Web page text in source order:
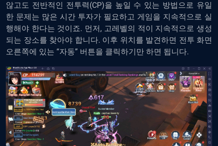
않고도 전반적인 전투력(CP)을 높일 수 있는 방법으로 유일
한 문제는 많은 시간 투자가 필요하고 게임을 지속적으로 실
행해야 한다는 것이죠. 먼저, 고레벨의 적이 지속적으로 생성
되는 장소를 찾아야 합니다. 이후 위치를 발견하면 전투 화면
오른쪽에 있는 “자동” 버튼을 클릭하기만 하면 됩니다.